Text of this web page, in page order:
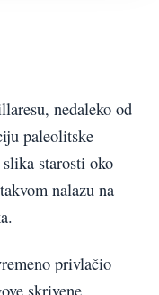
nedaleko od
paleolitske
starosti oko
nalazu na
privlačio